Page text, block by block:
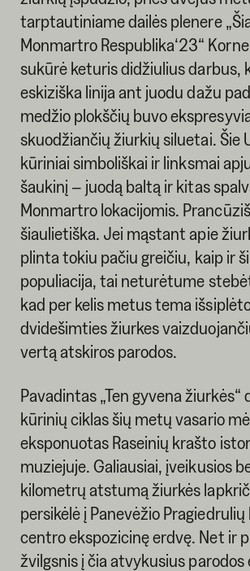
tarptautiniame dailės plenere
Monmartro Respublika‘23“
sukūrė keturis didžiulius darbus,
eskiziška linija ant juodu dažu
medžio plokščių buvo
skuodžiančių žiurkių siluetai. Šie
kūriniai simboliškai ir linksmai
šaukinį – juodą baltą ir kitas
Monmartro lokacijomis.
šiaulietiška. Jei mąstant apie
plinta tokiu pačiu greičiu, kaip ir
populiacija, tai neturėtume
kad per kelis metus tema
dvidešimties žiurkes
vertą atskiros parodos.
Pavadintas „Ten gyvena žiurkės“
kūrinių ciklas šių metų vasario
eksponuotas Raseinių krašto
muziejuje. Galiausiai, įveikusios
kilometrų atstumą žiurkės
persikėlė į Panevėžio
centro ekspozicinę erdvę. Net ir
žvilgsnis į čia atvykusius